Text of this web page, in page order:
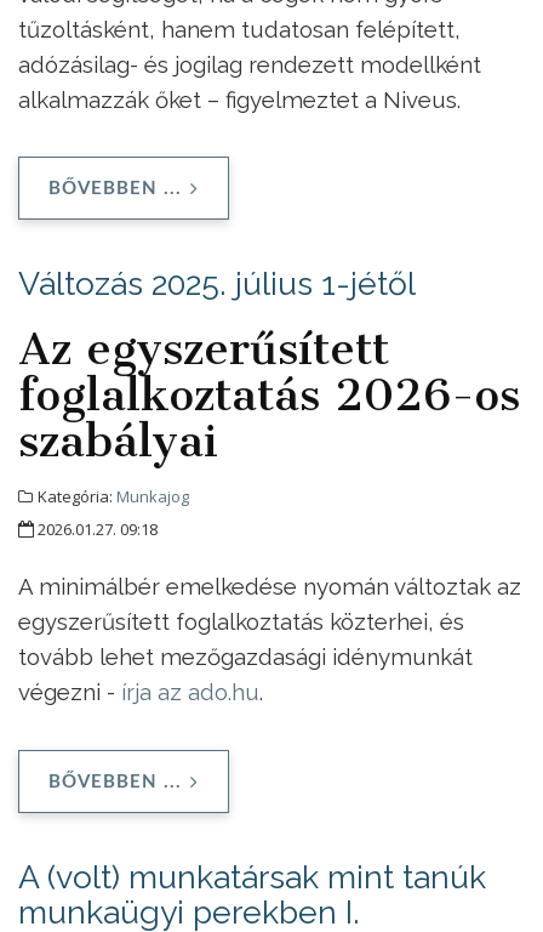
tűzoltásként, hanem tudatosan felépített,
adózásilag- és jogilag rendezett modellként
alkalmazzák őket – figyelmeztet a Niveus.
BŐVEBBEN ...
Változás 2025. július 1-jétől
Az egyszerűsített
foglalkoztatás 2026-os
szabályai
Kategória: Munkajog
2026.01.27. 09:18
A minimálbér emelkedése nyomán változtak az
egyszerűsített foglalkoztatás közterhei, és
tovább lehet mezőgazdasági idénymunkát
végezni - írja az ado.hu.
BŐVEBBEN ...
A (volt) munkatársak mint tanúk
munkaügyi perekben I.